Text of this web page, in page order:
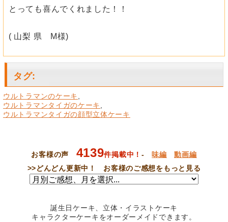
とっても喜んでくれました！！
( 山梨 県 М様)
タグ:
ウルトラマンのケーキ
ウルトラマンタイガのケーキ
ウルトラマンタイガの顔型立体ケーキ
お客様の声 4139件掲載中！ - 味編
動画編
>>どんどん更新中！ お客様のご感想をもっと見る
誕生日ケーキ、立体・イラストケーキ
キャラクターケーキをオーダーメイドできます。